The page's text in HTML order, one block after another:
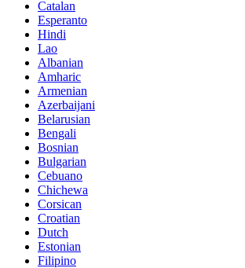
Catalan
Esperanto
Hindi
Lao
Albanian
Amharic
Armenian
Azerbaijani
Belarusian
Bengali
Bosnian
Bulgarian
Cebuano
Chichewa
Corsican
Croatian
Dutch
Estonian
Filipino